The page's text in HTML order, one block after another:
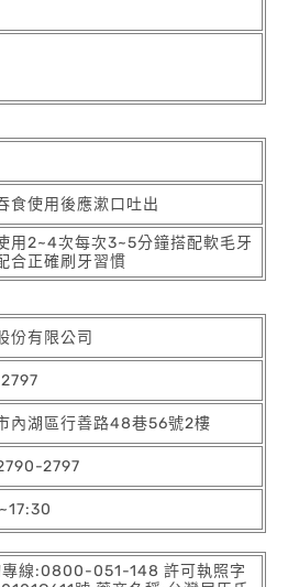
食使用後應漱口吐出
用2~4次每次3~5分鐘搭配軟毛牙
合正確刷牙習慣
份有限公司
內湖區行善路48巷56號2樓
2797
專線:0800-051-148 許可執照字